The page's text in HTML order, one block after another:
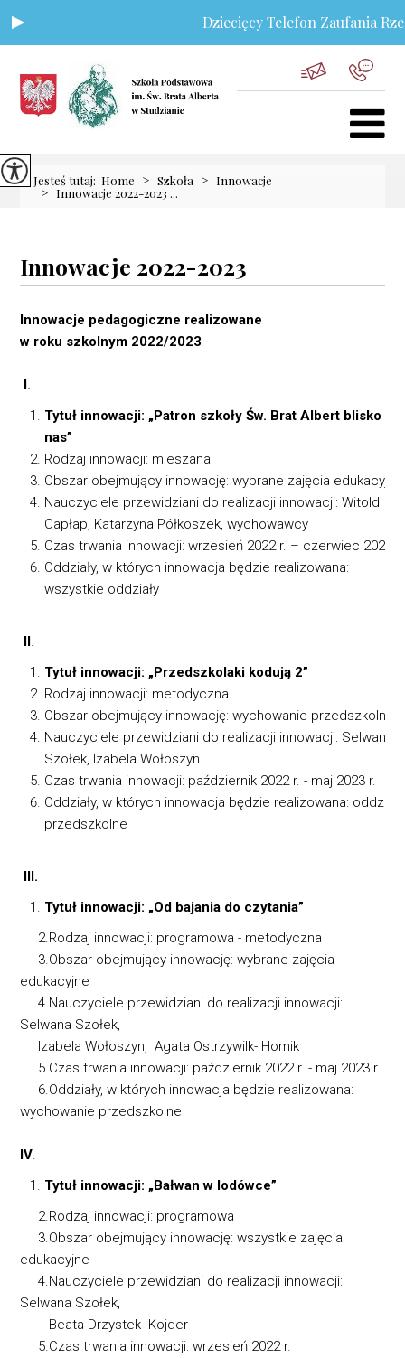
Dziecięcy Telefon Zaufania
Jesteś tutaj: Home > Szkoła > Innowacje
> Innowacje 2022-2023 ...
Innowacje 2022-2023
Innowacje pedagogiczne realizowane
w roku szkolnym 2022/2023
I.
Tytuł innowacji: „Patron szkoły Św. Brat Albert blisko
nas”
Rodzaj innowacji: mieszana
Obszar obejmujący innowację: wybrane zajęcia edukacyjne
Nauczyciele przewidziani do realizacji innowacji: Witold
Capłap, Katarzyna Półkoszek, wychowawcy
Czas trwania innowacji: wrzesień 2022 r. – czerwiec 2023 r.
Oddziały, w których innowacja będzie realizowana:
wszystkie oddziały
II.
Tytuł innowacji: „Przedszkolaki kodują 2”
Rodzaj innowacji: metodyczna
Obszar obejmujący innowację: wychowanie przedszkolne
Nauczyciele przewidziani do realizacji innowacji: Selwana
Szołek, Izabela Wołoszyn
Czas trwania innowacji: październik 2022 r. - maj 2023 r.
Oddziały, w których innowacja będzie realizowana: oddziały
przedszkolne
III.
Tytuł innowacji: „Od bajania do czytania”
2.Rodzaj innowacji: programowa - metodyczna
3.Obszar obejmujący innowację: wybrane zajęcia
edukacyjne
4.Nauczyciele przewidziani do realizacji innowacji:
Selwana Szołek,
Izabela Wołoszyn, Agata Ostrzywilk- Homik
5.Czas trwania innowacji: październik 2022 r. - maj 2023 r.
6.Oddziały, w których innowacja będzie realizowana:
wychowanie przedszkolne
IV.
Tytuł innowacji: „Bałwan w lodówce”
2.Rodzaj innowacji: programowa
3.Obszar obejmujący innowację: wszystkie zajęcia
edukacyjne
4.Nauczyciele przewidziani do realizacji innowacji:
Selwana Szołek,
Beata Drzystek- Kojder
5.Czas trwania innowacji: wrzesień 2022 r.